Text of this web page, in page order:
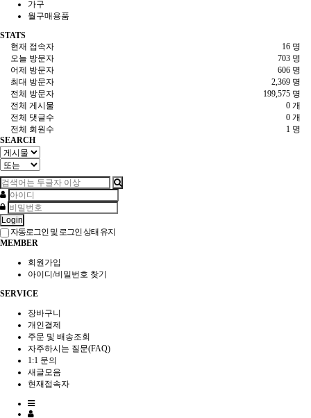
가구
월구매용품
STATS
16 명
현재 접속자
703 명
오늘 방문자
606 명
어제 방문자
2,369 명
최대 방문자
199,575 명
전체 방문자
0 개
전체 게시물
0 개
전체 댓글수
1 명
전체 회원수
SEARCH
Login
자동로그인 및 로그인 상태 유지
MEMBER
회원가입
아이디/비밀번호 찾기
SERVICE
장바구니
개인결제
주문 및 배송조회
자주하시는 질문(FAQ)
1:1 문의
새글모음
현재접속자